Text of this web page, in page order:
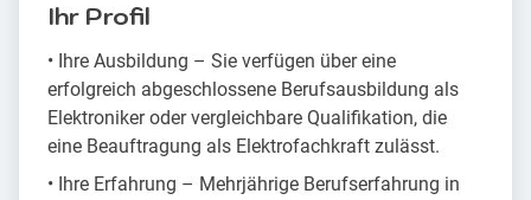
Ihr Profil
• Ihre Ausbildung – Sie verfügen über eine
erfolgreich abgeschlossene Berufsausbildung als
Elektroniker oder vergleichbare Qualifikation, die
eine Beauftragung als Elektrofachkraft zulässt.
• Ihre Erfahrung – Mehrjährige Berufserfahrung in